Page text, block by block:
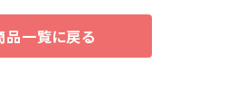
品一覧に戻る